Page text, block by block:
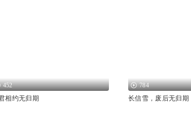
452
相约无归期
784
长信雪，废后无归期